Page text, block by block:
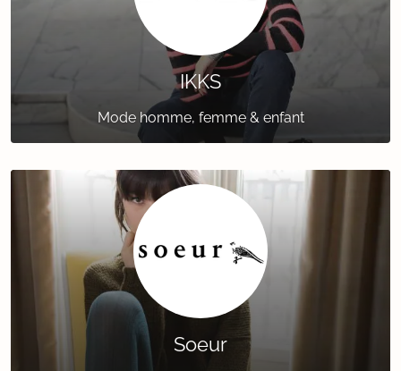
IKKS
Mode homme, femme & enfant
Soeur